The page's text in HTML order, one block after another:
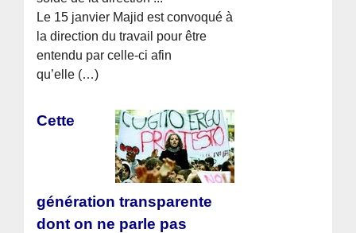
Le 15 janvier Majid est convoqué à
la direction du travail pour être
entendu par celle-ci afin
qu’elle (…)
Cette
génération transparente
dont on ne parle pas